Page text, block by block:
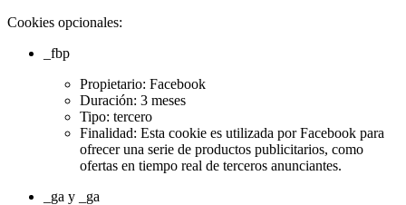
Cookies opcionales:
_fbp
Propietario: Facebook
Duración: 3 meses
Tipo: tercero
Finalidad: Esta cookie es utilizada por Facebook para
ofrecer una serie de productos publicitarios, como
ofertas en tiempo real de terceros anunciantes.
_ga y _ga